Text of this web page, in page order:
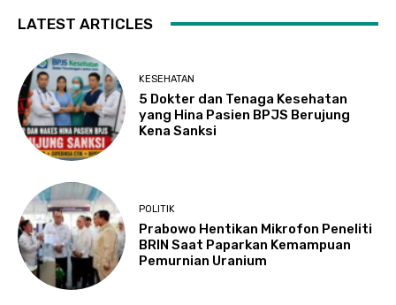
LATEST ARTICLES
KESEHATAN
5 Dokter dan Tenaga Kesehatan
yang Hina Pasien BPJS Berujung
Kena Sanksi
POLITIK
Prabowo Hentikan Mikrofon Peneliti
BRIN Saat Paparkan Kemampuan
Pemurnian Uranium